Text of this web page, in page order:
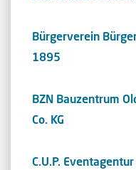
Bürgerverein
1895
BZN Bauzentrum
Co. KG
C.U.P.